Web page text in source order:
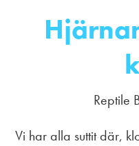
Reptile
Vi har alla suttit där,